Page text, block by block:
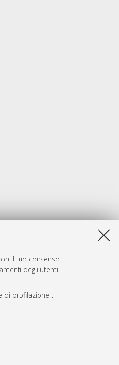
il tuo consenso.
degli utenti.
di profilazione".